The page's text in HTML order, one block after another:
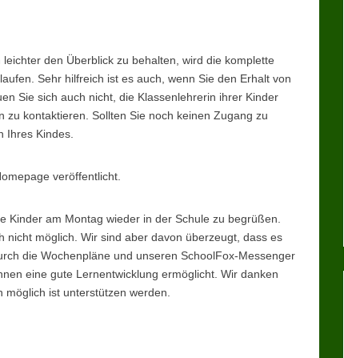
den Überblick zu behalten, wird die komplette
Sehr hilfreich ist es auch, wenn Sie den Erhalt von
Sie sich auch nicht, die Klassenlehrerin ihrer Kinder
kontaktieren. Sollten Sie noch keinen Zugang zu
Ihres Kindes.
veröffentlicht.
Kinder am Montag wieder in der Schule zu begrüßen.
möglich. Wir sind aber davon überzeugt, dass es
die Wochenpläne und unseren SchoolFox-Messenger
eine gute Lernentwicklung ermöglicht. Wir danken
ist unterstützen werden.